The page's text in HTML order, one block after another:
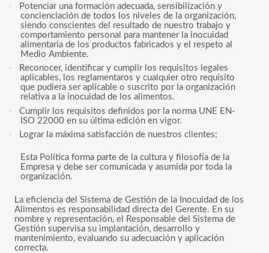
·
Potenciar una formación adecuada, sensibilización y
concienciación de todos los niveles de la organización,
siendo conscientes del resultado de nuestro trabajo y
comportamiento personal para mantener la inocuidad
alimentaria de los productos fabricados y el respeto al
Medio Ambiente.
·
Reconocer, identificar y cumplir los requisitos legales
aplicables, los reglamentaros y cualquier otro requisito
que pudiera ser aplicable o suscrito por la organización
relativa a la inocuidad de los alimentos.
·
Cumplir los requisitos definidos por la norma UNE EN-
ISO 22000 en su última edición en vigor.
· Lograr la máxima satisfacción de nuestros clientes;
Esta Política forma parte de la cultura y filosofía de la
Empresa y debe ser comunicada y asumida por toda la
organización.
La eficiencia del Sistema de Gestión de la Inocuidad de los
Alimentos es responsabilidad directa del Gerente. En su
nombre y representación, el Responsable del Sistema de
Gestión supervisa su implantación, desarrollo y
mantenimiento, evaluando su adecuación y aplicación
correcta.